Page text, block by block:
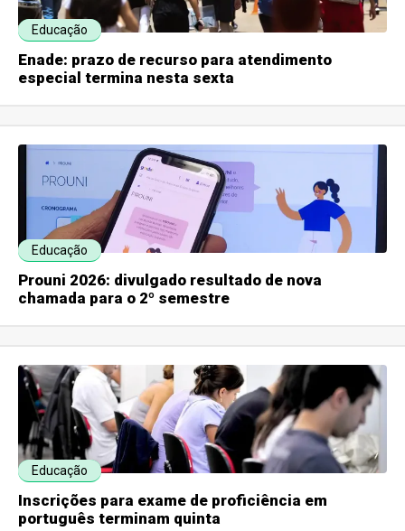
Educação
Enade: prazo de recurso para atendimento
especial termina nesta sexta
Educação
Prouni 2026: divulgado resultado de nova
chamada para o 2º semestre
Educação
Inscrições para exame de proficiência em
português terminam quinta